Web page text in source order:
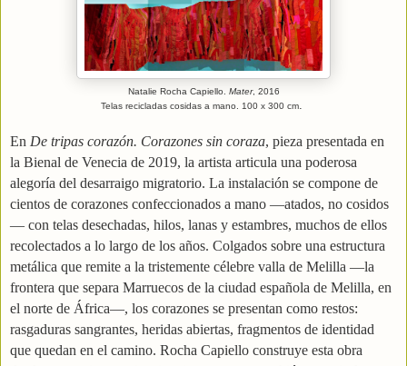
Natalie Rocha Capiello. Mater, 2016
Telas recicladas cosidas a mano. 100 x 300 cm.
En De tripas corazón. Corazones sin coraza, pieza presentada en
la Bienal de Venecia de 2019, la artista articula una poderosa
alegoría del desarraigo migratorio. La instalación se compone de
cientos de corazones confeccionados a mano —atados, no cosidos
— con telas desechadas, hilos, lanas y estambres, muchos de ellos
recolectados a lo largo de los años. Colgados sobre una estructura
metálica que remite a la tristemente célebre valla de Melilla —la
frontera que separa Marruecos de la ciudad española de Melilla, en
el norte de África—, los corazones se presentan como restos:
rasgaduras sangrantes, heridas abiertas, fragmentos de identidad
que quedan en el camino. Rocha Capiello construye esta obra